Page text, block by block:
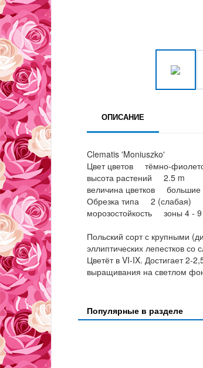
ОПИСАНИЕ
Clematis 'Moniuszko'
Цвет цветов тёмно-
высота растений 2.5 m
величина цветков большие
Обрезка типа 2 (слабая)
морозостойкость зоны 4 - 9
Польский сорт с крупными
эллиптических лепестков
Цветёт в VI-IX. Достигает
выращивания на светлом
Популярные в разделе